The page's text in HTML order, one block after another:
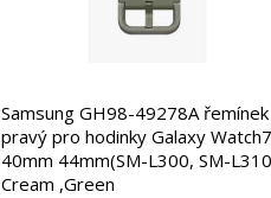
Samsung GH98-49278A řemínek
pravý pro hodinky Galaxy Watch7
40mm 44mm(SM-L300, SM-
Cream ,Green